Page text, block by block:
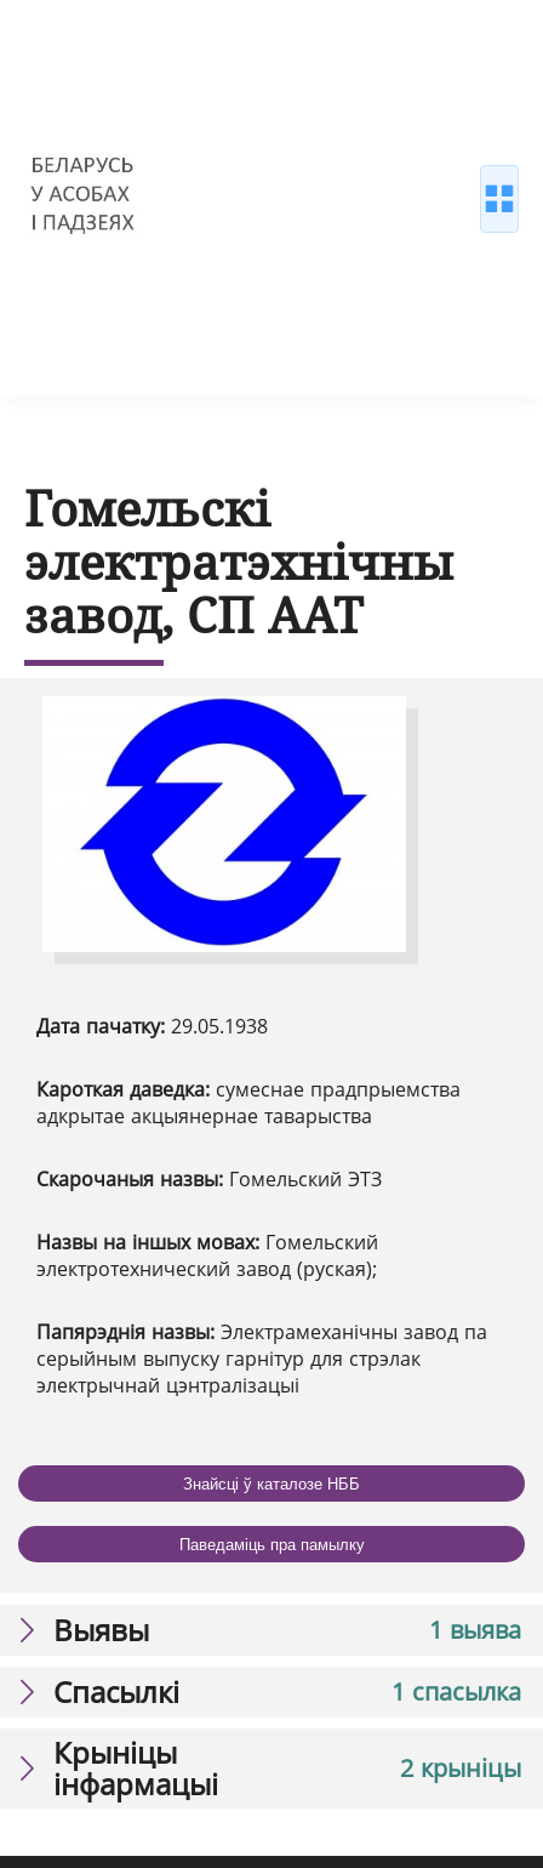
Гомельскі
электратэхнічны
завод, СП ААТ
Дата пачатку: 29.05.1938
Кароткая даведка: сумеснае прадпрыемства
адкрытае акцыянернае таварыства
Скарочаныя назвы: Гомельский ЭТЗ
Назвы на іншых мовах: Гомельский
электротехнический завод (руская);
Папярэднія назвы: Электрамеханічны завод па
серыйным выпуску гарнітур для стрэлак
электрычнай цэнтралізацыі
Знайсці ў каталозе НББ
Паведаміць пра памылку
1 выява
Выявы
1 спасылка
Спасылкі
2 крыніцы
Крыніцы
інфармацыі